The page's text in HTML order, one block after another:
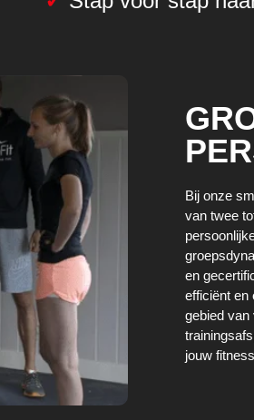
Bij onze
van twee
en
efficiënt en
gebied
jouw